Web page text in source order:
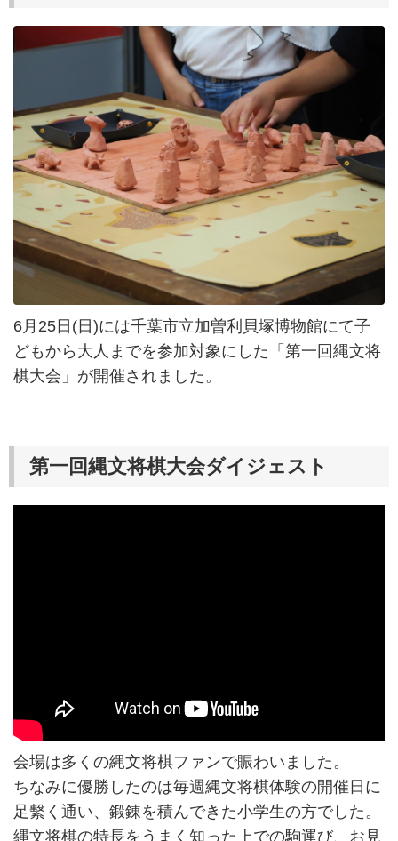
6月25日(日)には千葉市立加曽利貝塚博物館にて子
どもから大人までを参加対象にした「第一回縄文将
棋大会」が開催されました。
第一回縄文将棋大会ダイジェスト
会場は多くの縄文将棋ファンで賑わいました。
ちなみに優勝したのは毎週縄文将棋体験の開催日に
足繫く通い、鍛錬を積んできた小学生の方でした。
縄文将棋の特長をうまく知った上での駒運び、お見